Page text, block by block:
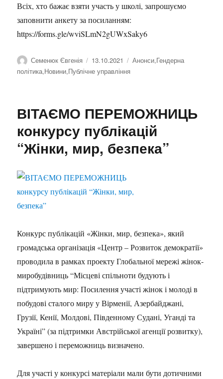
Всіх, хто бажає взяти участь у школі, запрошуємо
заповнити анкету за посиланням:
https://forms.gle/wviSLmN2gUWxSaky6
Автор
Семенюк Євгенія Оприлюднено
13.10.2021 Категорії
Анонси,Гендерна
політика,Новини,Публічне управління
ВІТАЄМО ПЕРЕМОЖНИЦЬ
конкурсу публікацій
“Жінки, мир, безпека”
Конкурс публікацій «Жінки, мир, безпека», який
громадська організація «Центр – Розвиток демократії»
проводила в рамках проекту Глобальної мережі жінок-
миробудівниць “Місцеві спільноти будують і
підтримують мир: Посилення участі жінок і молоді в
побудові сталого миру у Вірменії, Азербайджані,
Грузії, Кенії, Молдові, Південному Судані, Уганді та
Україні” (за підтримки Австрійської агенції розвитку),
завершено і переможниць визначено.
Для участі у конкурсі матеріали мали бути дотичними